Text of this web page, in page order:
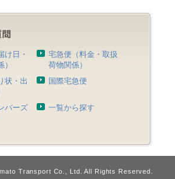
け日・
宅急便（料金・取扱
荷物関係）
状・出
国際宅急便
バーズ
一覧から探す
Transport Co., Ltd. All Rights Reserved.